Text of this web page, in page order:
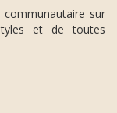
sur
et de toutes